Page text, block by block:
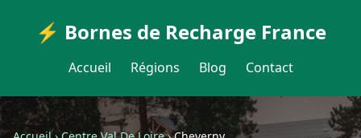
⚡ Bornes de Recharge France
Accueil Régions Blog Contact